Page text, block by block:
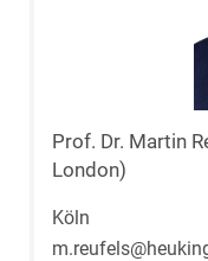
Prof. Dr. Martin
London)
Köln